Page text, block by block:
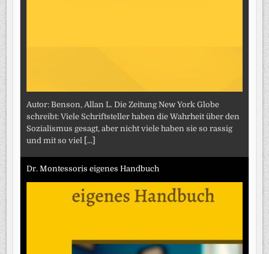
Autor: Benson, Allan L. Die Zeitung New York Globe
schreibt: Viele Schriftsteller haben die Wahrheit über den
Sozialismus gesagt, aber nicht viele haben sie so rassig
und mit so viel [...]
Dr. Montessoris eigenes Handbuch